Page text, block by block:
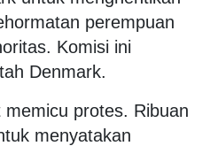
perempuan
Komisi ini
Denmark.
protes. Ribuan
menyatakan